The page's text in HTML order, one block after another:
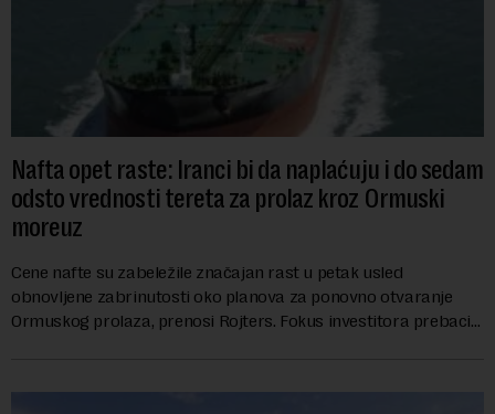
Nafta opet raste: Iranci bi da naplaćuju i do sedam
odsto vrednosti tereta za prolaz kroz Ormuski
moreuz
Cene nafte su zabeležile značajan rast u petak usled
obnovljene zabrinutosti oko planova za ponovno otvaranje
Ormuskog prolaza, prenosi Rojters. Fokus investitora prebacio